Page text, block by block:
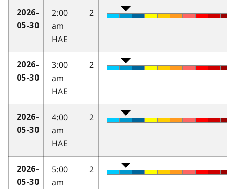
2026-
05-30
2:00
am
HAE
2
2026-
05-30
3:00
am
HAE
2
2026-
05-30
4:00
am
HAE
2
2026-
05-30
5:00
am
2